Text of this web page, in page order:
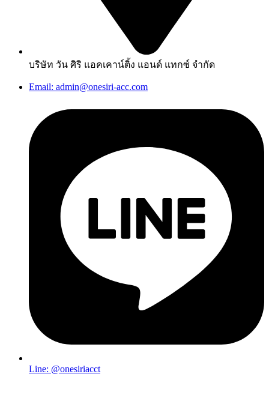
บริษัท วัน ศิริ แอคเคาน์ติ้ง แอนด์ แทกซ์ จำกัด
Email: admin@onesiri-acc.com
Line: @onesiriacct